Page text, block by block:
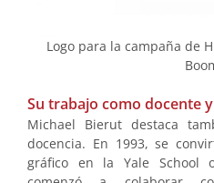
Logo para la campaña de
Su trabajo como docente
Michael Bierut destaca
docencia. En 1993, se
gráfico en la Yale School